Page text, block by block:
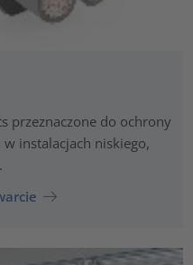
przeznaczone do ochrony
instalacjach niskiego,